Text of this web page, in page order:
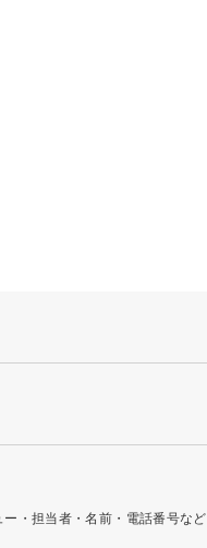
・担当者・名前・電話番号など